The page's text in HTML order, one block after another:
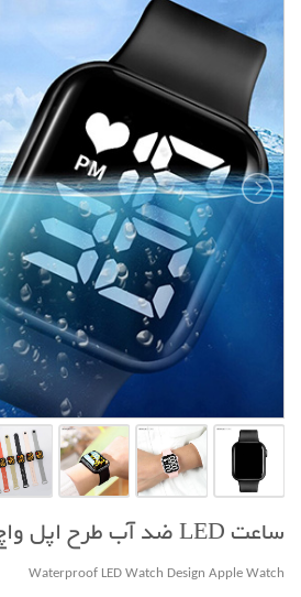
ساعت LED ضد آب طرح اپل واچ (سری 3)
Waterproof LED Watch Design Apple Watch